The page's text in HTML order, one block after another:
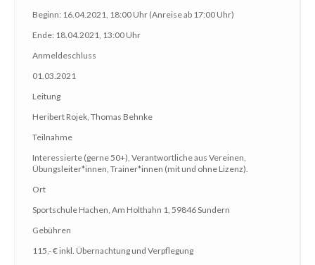
Beginn: 16.04.2021, 18:00 Uhr (Anreise ab 17:00 Uhr)
Ende: 18.04.2021, 13:00 Uhr
Anmeldeschluss
01.03.2021
Leitung
Heribert Rojek, Thomas Behnke
Teilnahme
Interessierte (gerne 50+), Verantwortliche aus Vereinen,
Übungsleiter*innen, Trainer*innen (mit und ohne Lizenz).
Ort
Sportschule Hachen, Am Holthahn 1, 59846 Sundern
Gebühren
115,- € inkl. Übernachtung und Verpflegung